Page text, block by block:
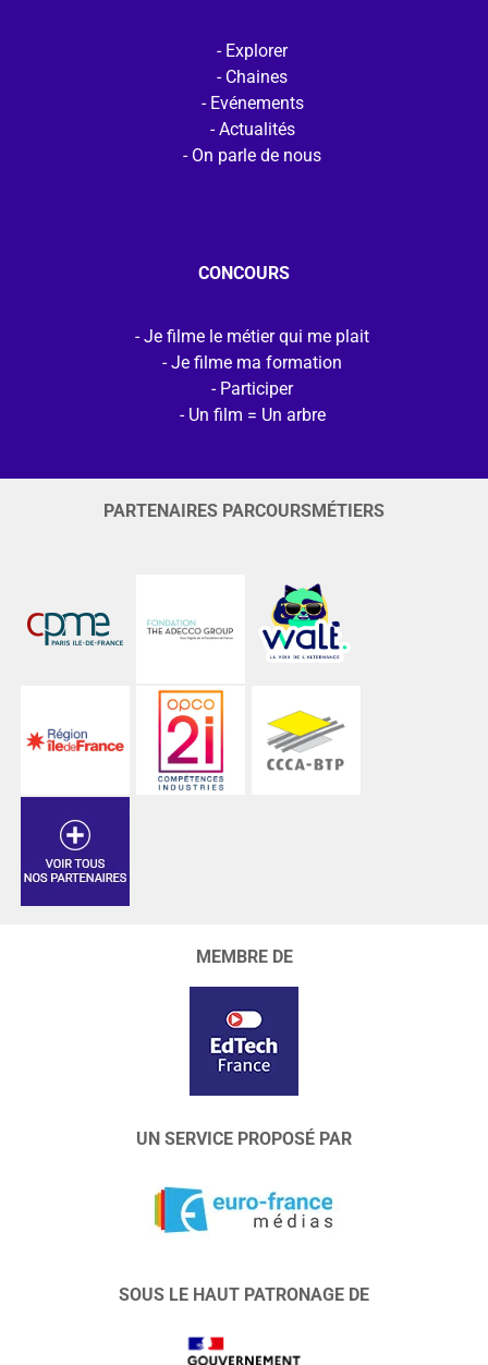
Explorer
Chaines
Evénements
Actualités
On parle de nous
CONCOURS
Je filme le métier qui me plait
Je filme ma formation
Participer
Un film = Un arbre
PARTENAIRES PARCOURSMÉTIERS
MEMBRE DE
UN SERVICE PROPOSÉ PAR
SOUS LE HAUT PATRONAGE DE